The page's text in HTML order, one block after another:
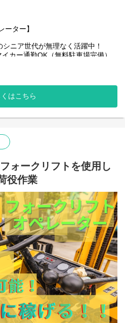
ズに業務を進められます。
や大泉町、足利市方面からのマイ
大泉町、足利市方面からのマイ
通勤）、バイク、自転車
良好です。太田市・伊勢崎市・邑
から車で通勤しているスタッフ多
ーター】
ニア世代が無理なく活躍中！
カー通勤OK（無料駐車場完備）
業務をお任せします。
包（扱うのはペットフードがメイ
なので、ブランクがある方もすぐ
西市、蟹江町から通勤している
定あり)
はこちら
ォークリフトを使用し
役作業